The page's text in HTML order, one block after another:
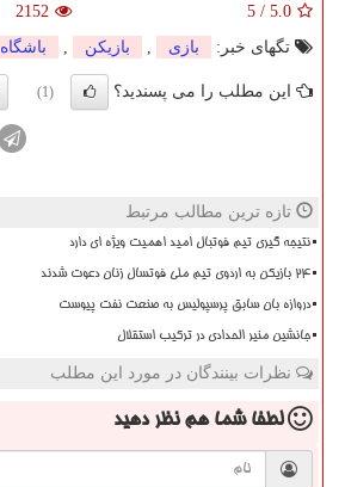
5.0
/
5
2152
تگهای خبر:
بازی , بازیكن , باشگاه
این مطلب را می پسندید؟ (1)
تازه ترین مطالب مرتبط
نتیجه گیری تیم فوتبال امید اهمیت ویژه ای دارد
۲۴ بازیکن به اردوی تیم ملی فوتسال زنان دعوت شدند
دروازه بان سابق پرسپولیس به صنعت نفت پیوست
جانشین منیر الحدادی در ترکیب استقلال
نظرات بینندگان در مورد این مطلب
لطفا شما همنظر دهید